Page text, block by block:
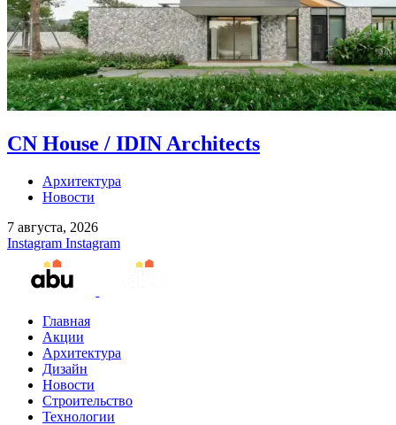
CN House / IDIN Architects
Архитектура
Новости
7 августа, 2026
Instagram Instagram
Главная
Акции
Архитектура
Дизайн
Новости
Строительство
Технологии